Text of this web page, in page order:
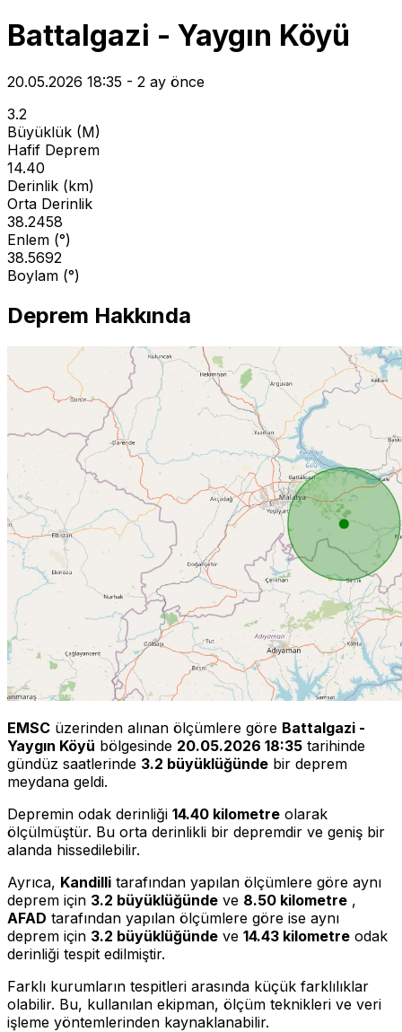
Battalgazi - Yaygın Köyü
20.05.2026 18:35 - 2 ay önce
3.2
Büyüklük (M)
Hafif Deprem
14.40
Derinlik (km)
Orta Derinlik
38.2458
Enlem (°)
38.5692
Boylam (°)
Deprem Hakkında
EMSC üzerinden alınan ölçümlere göre Battalgazi -
Yaygın Köyü bölgesinde 20.05.2026 18:35 tarihinde
gündüz saatlerinde 3.2 büyüklüğünde bir deprem
meydana geldi.
Depremin odak derinliği 14.40 kilometre olarak
ölçülmüştür. Bu orta derinlikli bir depremdir ve geniş bir
alanda hissedilebilir.
Ayrıca, Kandilli tarafından yapılan ölçümlere göre aynı
deprem için 3.2 büyüklüğünde ve 8.50 kilometre ,
AFAD tarafından yapılan ölçümlere göre ise aynı
deprem için 3.2 büyüklüğünde ve 14.43 kilometre odak
derinliği tespit edilmiştir.
Farklı kurumların tespitleri arasında küçük farklılıklar
olabilir. Bu, kullanılan ekipman, ölçüm teknikleri ve veri
işleme yöntemlerinden kaynaklanabilir.